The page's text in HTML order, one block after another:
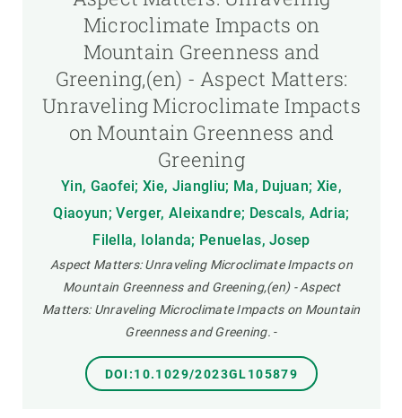
Microclimate Impacts on
Mountain Greenness and
Greening,(en) - Aspect Matters:
Unraveling Microclimate Impacts
on Mountain Greenness and
Greening
Yin, Gaofei; Xie, Jiangliu; Ma, Dujuan; Xie,
Qiaoyun; Verger, Aleixandre; Descals, Adria;
Filella, Iolanda; Penuelas, Josep
Aspect Matters: Unraveling Microclimate Impacts on
Mountain Greenness and Greening,(en) - Aspect
Matters: Unraveling Microclimate Impacts on Mountain
Greenness and Greening. -
DOI:10.1029/2023GL105879